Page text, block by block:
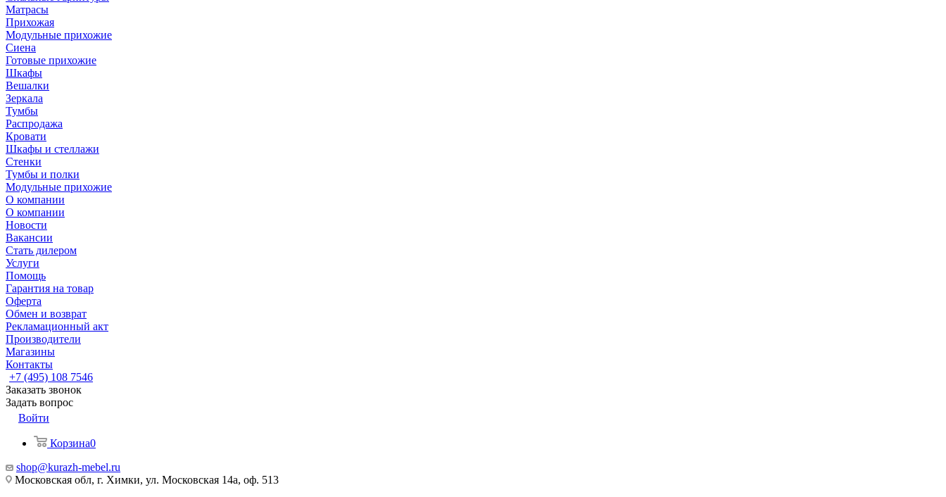
Матрасы
Прихожая
Модульные прихожие
Сиена
Готовые прихожие
Шкафы
Вешалки
Зеркала
Тумбы
Распродажа
Кровати
Шкафы и стеллажи
Стенки
Тумбы и полки
Модульные прихожие
О компании
О компании
Новости
Вакансии
Стать дилером
Услуги
Помощь
Гарантия на товар
Оферта
Обмен и возврат
Рекламационный акт
Производители
Магазины
Контакты
+7 (495) 108 7546
Заказать звонок
Задать вопрос
Войти
Корзина0
shop@kurazh-mebel.ru
Московская обл, г. Химки, ул. Московская 14а, оф. 513